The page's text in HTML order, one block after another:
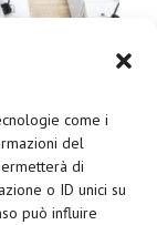
come i
del
di
o ID unici su
può influire
e magari, in